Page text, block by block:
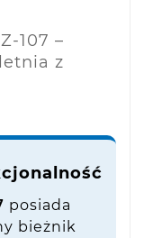
107 –
z
posiada
bieżnik